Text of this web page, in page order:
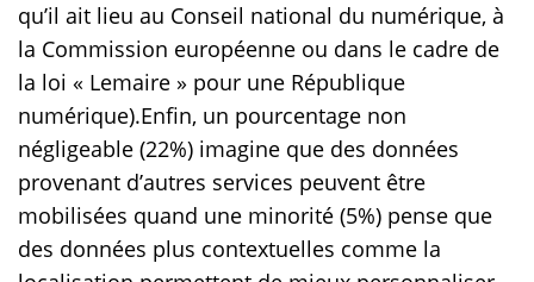
qu’il ait lieu au Conseil national du numérique, à
la Commission européenne ou dans le cadre de
la loi « Lemaire » pour une République
numérique).Enfin, un pourcentage non
négligeable (22%) imagine que des données
provenant d’autres services peuvent être
mobilisées quand une minorité (5%) pense que
des données plus contextuelles comme la